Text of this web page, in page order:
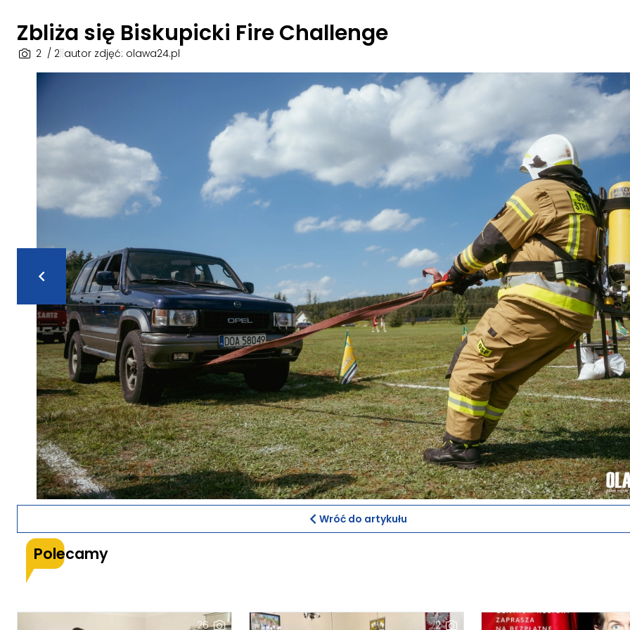
Zbliża się Biskupicki Fire Challenge
2 / 2| autor zdjęć: olawa24.pl
Wróć do artykułu
Polecamy
26 2